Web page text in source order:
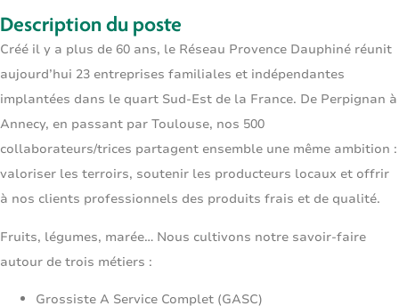
Description du poste
Créé il y a plus de 60 ans, le Réseau Provence Dauphiné réunit
aujourd’hui 23 entreprises familiales et indépendantes
implantées dans le quart Sud-Est de la France. De Perpignan à
Annecy, en passant par Toulouse, nos 500
collaborateurs/trices partagent ensemble une même ambition :
valoriser les terroirs, soutenir les producteurs locaux et offrir
à nos clients professionnels des produits frais et de qualité.
Fruits, légumes, marée… Nous cultivons notre savoir-faire
autour de trois métiers :
Grossiste A Service Complet (GASC)